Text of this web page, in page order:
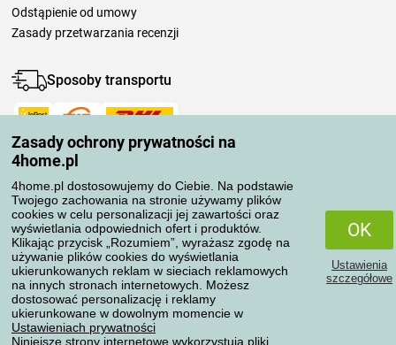
Zasady ochrony prywatności na
4home.pl
4home.pl dostosowujemy do Ciebie. Na podstawie
Twojego zachowania na stronie używamy plików
cookies w celu personalizacji jej zawartości oraz
wyświetlania odpowiednich ofert i produktów.
Klikając przycisk „Rozumiem”, wyrażasz zgodę na
używanie plików cookies do wyświetlania
ukierunkowanych reklam w sieciach reklamowych
na innych stronach internetowych. Możesz
dostosować personalizację i reklamy
ukierunkowane w dowolnym momencie w
Ustawieniach prywatności
Niniejsze strony internetowe wykorzystują pliki
OK
Ustawienia
szczegółowe
Odstąpienie od umowy
Zasady przetwarzania recenzji
Sposoby transportu
Metody płatności
Niezawodny sklep
Ochrona danych osobowych